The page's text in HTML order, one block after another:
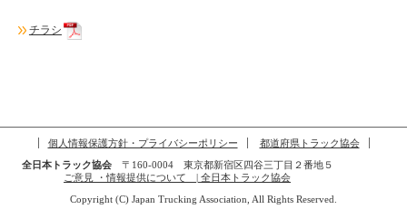
チラシ
個人情報保護方針・プライバシーポリシー
都道府県トラック協会
全日本トラック協会〒160-0004 東京都新宿区四谷三丁目２番地５
ご意見 ・情報提供について | 全日本トラック協会
Copyright (C) Japan Trucking Association, All Rights Reserved.